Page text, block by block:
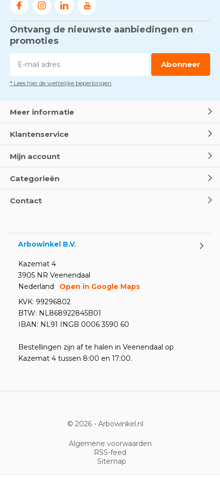
Ontvang de nieuwste aanbiedingen en
promoties
Abonneer
* Lees hier de wettelijke beperkingen
Meer informatie
Klantenservice
Mijn account
Categorieën
Contact
Arbowinkel B.V.
Kazemat 4
3905 NR Veenendaal
Nederland
Open in Google Maps
KVK: 99296802
BTW: NL868922845B01
IBAN: NL91 INGB 0006 3590 60
Bestellingen zijn af te halen in Veenendaal op
Kazemat 4 tussen 8:00 en 17:00.
© 2026 - Arbowinkel.nl
Algemene voorwaarden
RSS-feed
Sitemap